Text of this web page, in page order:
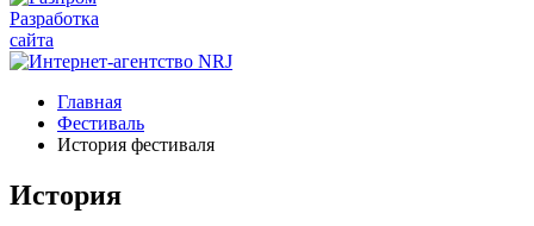
Разработка
сайта
Главная
Фестиваль
История фестиваля
История